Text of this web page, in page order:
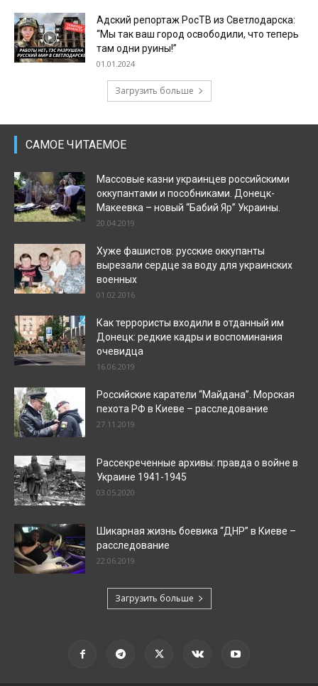
Адский репортаж РосТВ из Светлодарска:
“Мы так ваш город освободили, что теперь
там одни руины!”
01.01.2024
Загрузить больше
САМОЕ ЧИТАЕМОЕ
Массовые казни украинцев российскими
оккупантами и пособниками. Донецк-
Макеевка – новый “Бабий Яр” Украины.
20.04.2019
Хуже фашистов: русские оккупанты
вырезали сердце за воду для украинских
военных
01.02.2016
Как террористы входили в отданный им
Донецк: редкие кадры и воспоминания
очевидца
16.06.2019
Российские каратели “Майдана”. Морская
пехота РФ в Киеве – расследование
27.11.2019
Рассекреченные архивы: правда о войне в
Украине 1941-1945
03.05.2020
Шикарная жизнь боевика “ДНР” в Киеве –
расследование
22.06.2019
Загрузить больше